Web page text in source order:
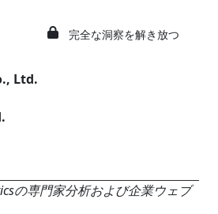
完全な洞察を解き放つ
Ltd.
の専門家分析および企業ウェブ